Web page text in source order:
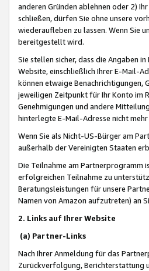
anderen Gründen ablehnen oder 2)
schließen, dürfen Sie ohne unsere
wiederaufleben zu lassen. Wenn Sie
bereitgestellt wird.
Sie stellen sicher, dass die Angaben
Website, einschließlich Ihrer E-Mail-
können etwaige Benachrichtigungen,
jeweiligen Zeitpunkt für Ihr Konto im
Genehmigungen und andere
hinterlegte E-Mail-Adresse nicht
Wenn Sie als Nicht-US-Bürger am
außerhalb der Vereinigten Staaten
Die Teilnahme am Partnerprogramm
erfolgreichen Teilnahme zu
Beratungsleistungen für unsere
Namen von Amazon aufzutreten) an
2. Links auf Ihrer Website
(a) Partner-Links
Nach Ihrer Anmeldung für das
Zurückverfolgung, Berichterstattung